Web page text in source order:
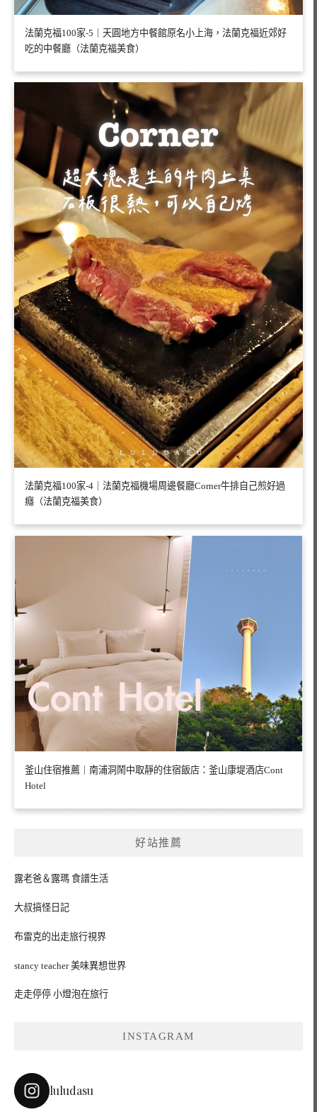
法蘭克福100家-5｜天圓地方中餐館原名小上海，法蘭克福近郊好
吃的中餐廳（法蘭克福美食）
法蘭克福100家-4｜法蘭克福機場周邊餐廳Corner牛排自己煎好過
癮（法蘭克福美食）
釜山住宿推薦｜南浦洞鬧中取靜的住宿飯店：釜山康堤酒店Cont
Hotel
好站推薦
露老爸＆露瑪 食譜生活
大叔搞怪日記
布雷克的出走旅行視界
stancy teacher 美味異想世界
走走停停 小燈泡在旅行
INSTAGRAM
luludasu